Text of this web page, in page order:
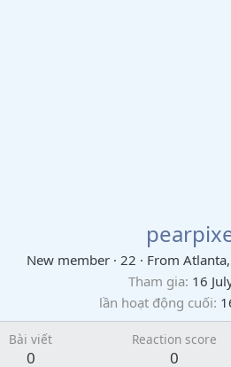
New member · 22 · From
Tham gia 16
lần hoạt động cuối
Bài viết
0
Reaction score
0